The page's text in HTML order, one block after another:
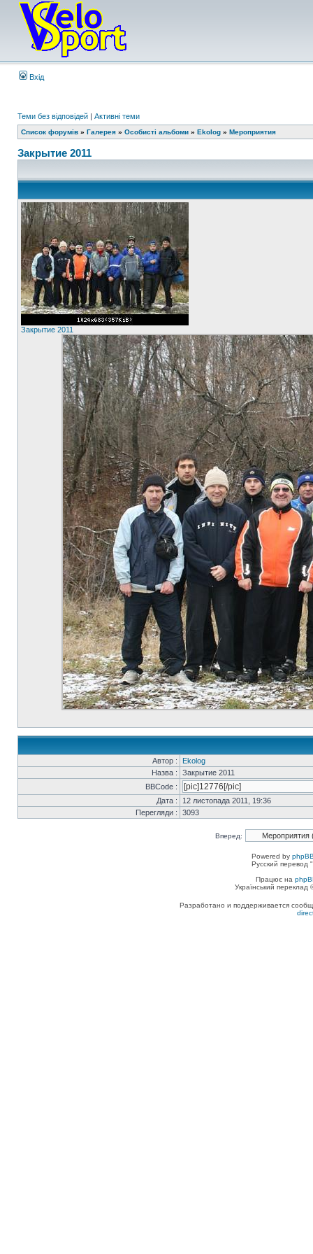
Вхід
Теми без відповідей | Активні теми
Список форумів » Галерея » Особисті альбоми » Ekolog » Мероприятия
Закрытие 2011
Закрытие 2011
Автор :
Ekolog
Назва :
Закрытие 2011
BBCode :
Дата :
12 листопада 2011, 19:36
Перегляди :
3093
Вперед:
Powered by
Русский перевод
Працює на
Український
Разработано и поддерживается